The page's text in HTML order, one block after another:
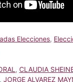
Elecciones,
, CLAUDIA
, JORGE ALVAREZ